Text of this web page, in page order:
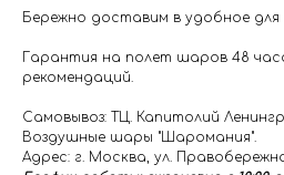
Бережно доставим в удобное для
Гарантия на полет шаров 48
рекомендаций.
Самовывоз: ТЦ. Капитолий
Воздушные шары "Шаромания".
Адрес: г. Москва, ул.